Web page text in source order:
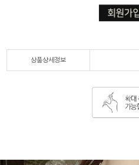
상품상세정보